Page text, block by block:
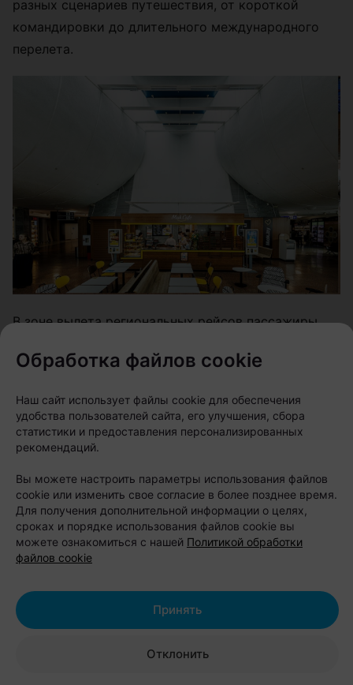
разных сценариев путешествия, от короткой
командировки до длительного международного
перелета.
В зоне вылета региональных рейсов пассажиры
капучино, латте и попробовать МакКофе – самый
также выбрать десерты, мороженое и свежую
выпечку собственного производства.
широкий ассортимент. Здесь также предлагают
картофель фри и куриные снеки.
Обработка файлов cookie
Наш сайт использует файлы cookie для обеспечения
удобства пользователей сайта, его улучшения, сбора
статистики и предоставления персонализированных
рекомендаций.
Вы можете настроить параметры использования файлов
cookie или изменить свое согласие в более позднее время.
Для получения дополнительной информации о целях,
сроках и порядке использования файлов cookie вы
можете ознакомиться с нашей Политикой обработки
файлов cookie
Отклонить
Принять